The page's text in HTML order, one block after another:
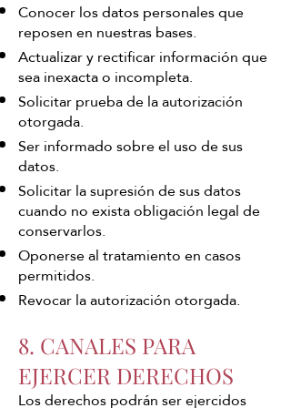
Conocer los datos personales que
reposen en nuestras bases.
Actualizar y rectificar información que
sea inexacta o incompleta.
Solicitar prueba de la autorización
otorgada.
Ser informado sobre el uso de sus
datos.
Solicitar la supresión de sus datos
cuando no exista obligación legal de
conservarlos.
Oponerse al tratamiento en casos
permitidos.
Revocar la autorización otorgada.
8. CANALES PARA
EJERCER DERECHOS
Los derechos podrán ser ejercidos